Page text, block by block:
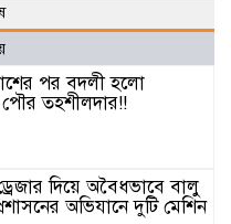
পর বদলী হলো
পৌর তহশীলদার!!
দিয়ে অবৈধভাবে বালু
অভিযানে দুটি মেশিন